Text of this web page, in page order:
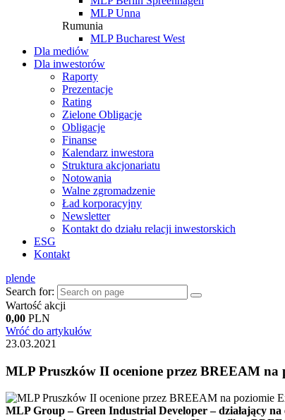
MLP Unna
Rumunia
MLP Bucharest West
Dla mediów
Dla inwestorów
Raporty
Prezentacje
Rating
Zielone Obligacje
Obligacje
Finanse
Kalendarz inwestora
Struktura akcjonariatu
Notowania
Walne zgromadzenie
Ład korporacyjny
Newsletter
Kontakt do działu relacji inwestorskich
ESG
Kontakt
plende
Search for:
Wartość akcji
0,00 PLN
Wróć do artykułów
23.03.2021
MLP Pruszków II ocenione przez BREEAM na
MLP Group – Green Industrial Developer – działający